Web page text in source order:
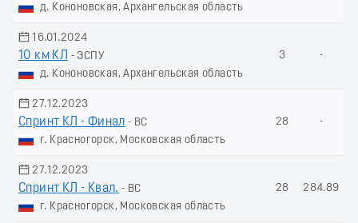
д. Кононовская, Архангельская область
16.01.2024
10 км КЛ
- ЭСПУ
д. Кононовская, Архангельская область
3 -
27.12.2023
Спринт КЛ - Финал - ВС
г. Красногорск, Московская область
28 -
27.12.2023
Спринт КЛ - Квал. - ВС
г. Красногорск, Московская область
28 284.89